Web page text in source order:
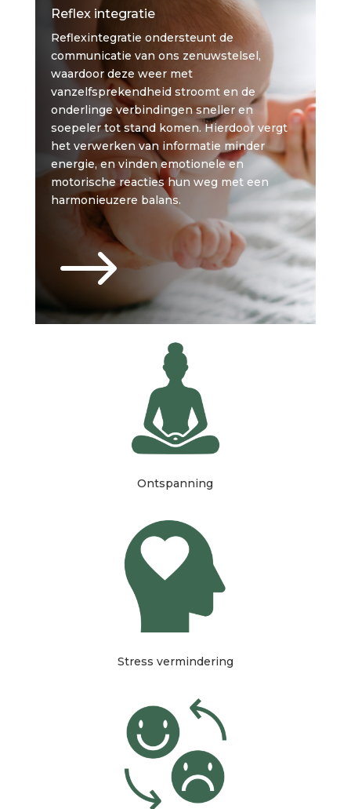
Reflex integratie
Reflexintegratie ondersteunt de
communicatie van ons zenuwstelsel,
waardoor deze weer met
vanzelfsprekendheid stroomt en de
onderlinge verbindingen sneller en
soepeler tot stand komen. Hierdoor vergt
het verwerken van informatie minder
energie, en vinden emotionele en
motorische reacties hun weg met een
harmonieuzere balans.
$
Ontspanning
Stress vermindering